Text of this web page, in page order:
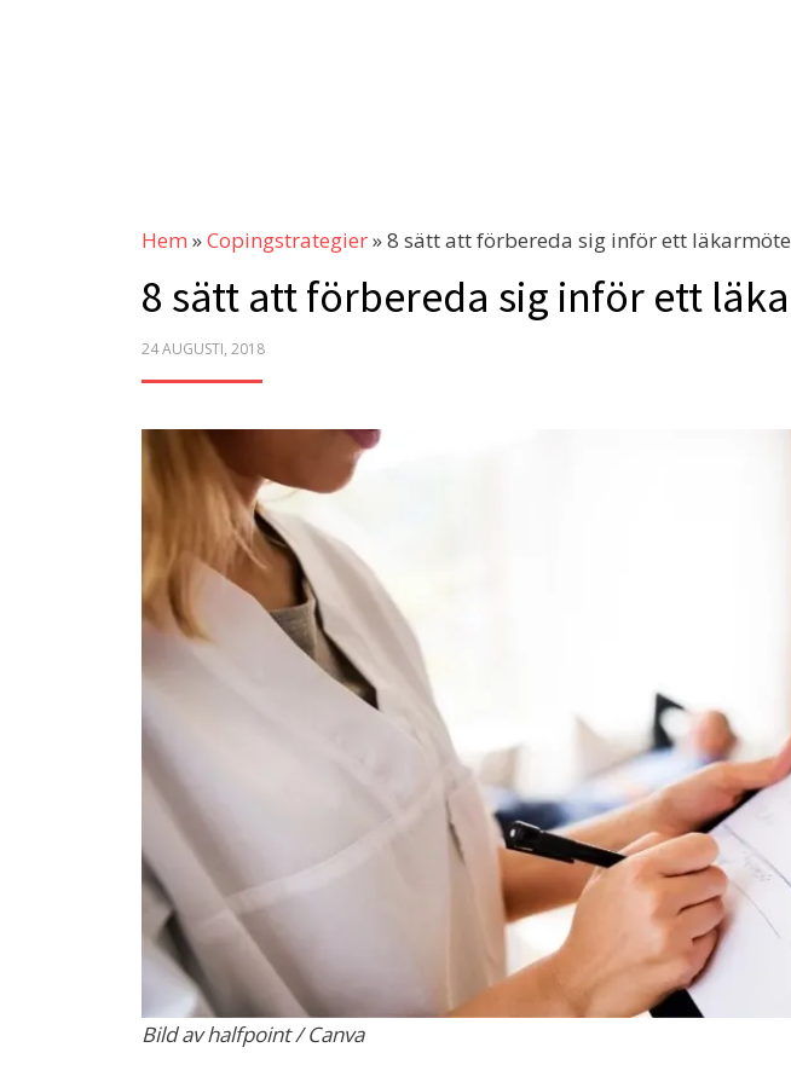
Hem »Copingstrategier»8 sätt att förbereda sig inför ett läkarmöte
8 sätt att förbereda sig inför ett
POSTED
24 AUGUSTI, 2018
Bild av halfpoint / Canva